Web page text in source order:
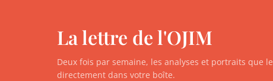
La lettre de l'OJIM
Deux fois par semaine, les analyses et portraits
directement dans votre boîte.